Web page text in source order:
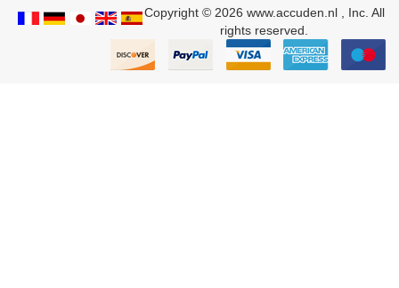
Copyright © 2026 www.accuden.nl , Inc. All
rights reserved.